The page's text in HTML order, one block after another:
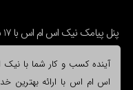
پنل پیامک نیک اس ام اس با 17 سال تجربه
آینده کسب و کار شما با
اس ام اس با ارائه بهترین